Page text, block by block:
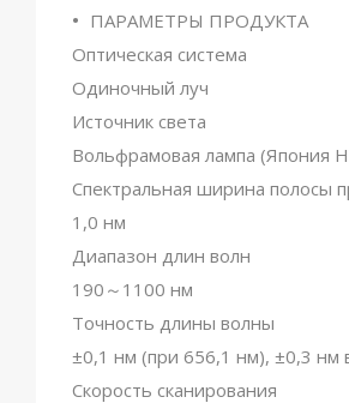
ПАРАМЕТРЫ ПРОДУКТА
Оптическая система
Одиночный луч
Источник света
Вольфрамовая лампа (Япония
Спектральная ширина полосы
1,0 нм
Диапазон длин волн
190～1100 нм
Точность длины волны
±0,1 нм (при 656,1 нм), ±0,3 нм
Скорость сканирования